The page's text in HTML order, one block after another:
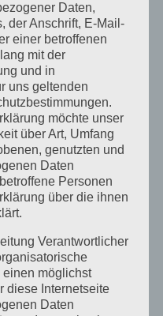
Daten,
der Anschrift, E-Mail-
einer betroffenen
mit der
und in
uns geltenden
möchte unser
über Art, Umfang
genutzten und
Daten
Personen
über die ihnen
Verantwortlicher
einen möglichst
diese Internetseite
Daten